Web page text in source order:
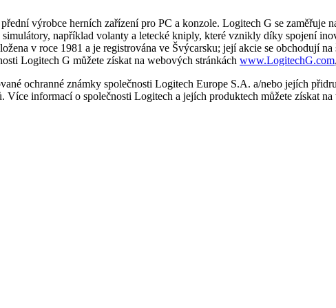
výrobce herních zařízení pro PC a konzole. Logitech G se zaměřuje
například volanty a letecké kniply, které vznikly díky spojení
v roce 1981 a je registrována ve Švýcarsku; její akcie se obchodují
Logitech G můžete získat na webových stránkách www.LogitechG.com,
ochranné známky společnosti Logitech Europe S.A. a/nebo jejích
informací o společnosti Logitech a jejích produktech můžete získat